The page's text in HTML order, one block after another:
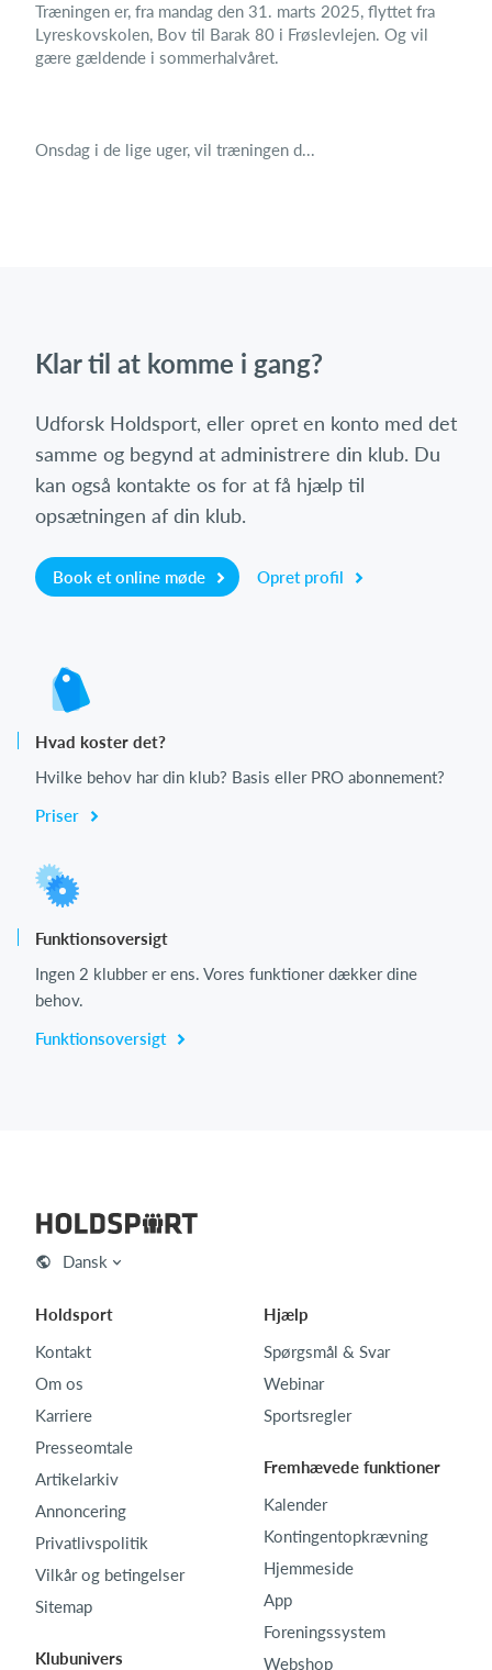
Træningen er, fra mandag den 31. marts 2025, flyttet fra
Lyreskovskolen, Bov til Barak 80 i Frøslevlejen. Og vil
gære gældende i sommerhalvåret.
Onsdag i de lige uger, vil træningen d...
Klar til at komme i gang?
Udforsk Holdsport, eller opret en konto med det
samme og begynd at administrere din klub. Du
kan også kontakte os for at få hjælp til
opsætningen af din klub.
Book et online møde Opret profil
Hvad koster det?
Hvilke behov har din klub? Basis eller PRO abonnement?
Priser
Funktionsoversigt
Ingen 2 klubber er ens. Vores funktioner dækker dine
behov.
Funktionsoversigt
Dansk
Holdsport
Kontakt
Om os
Karriere
Presseomtale
Artikelarkiv
Annoncering
Privatlivspolitik
Vilkår og betingelser
Sitemap
Klubunivers
Hjælp
Spørgsmål & Svar
Webinar
Sportsregler
Fremhævede funktioner
Kalender
Kontingentopkrævning
Hjemmeside
App
Foreningssystem
Webshop